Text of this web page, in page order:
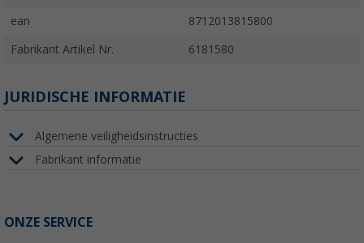
ean 8712013815800
Fabrikant Artikel Nr. 6181580
JURIDISCHE INFORMATIE
Algemene veiligheidsinstructies
Fabrikant informatie
ONZE SERVICE